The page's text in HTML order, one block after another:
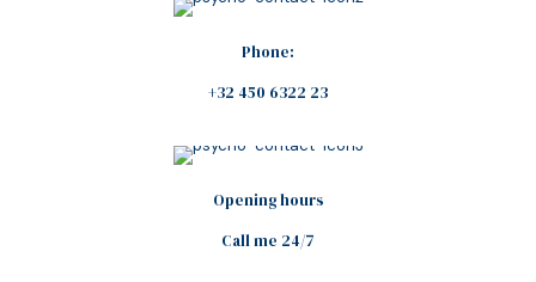
Phone:
+32 450 6322 23
Opening hours
Call me 24/7